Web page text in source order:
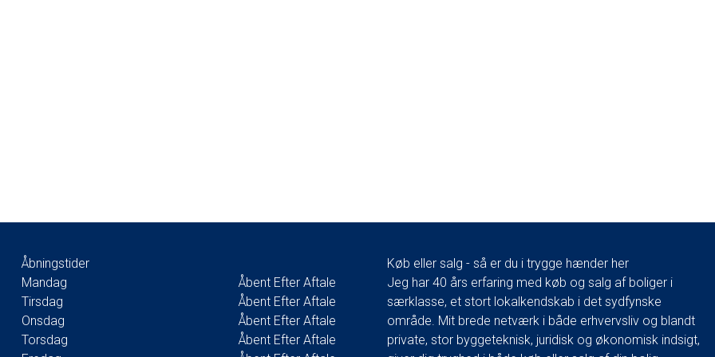
Åbningstider
Mandag
Åbent Efter Aftale
Tirsdag
Åbent Efter Aftale
Onsdag
Åbent Efter Aftale
Torsdag
Åbent Efter Aftale
Køb eller salg - så er du i trygge hænder her
Jeg har 40 års erfaring med køb og salg af boliger i
særklasse, et stort lokalkendskab i det sydfynske
område. Mit brede netværk i både erhvervsliv og blandt
private, stor byggeteknisk, juridisk og økonomisk indsigt,